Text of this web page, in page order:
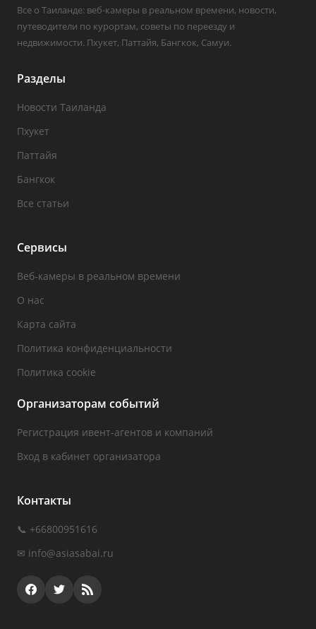
Все о Таиланде: веб-камеры в реальном времени, новости,
путеводители по курортам, советы по переезду и
недвижимости. Пхукет, Паттайя, Бангкок, Самуи.
Разделы
Новости Таиланда
Пхукет
Паттайя
Бангкок
Все статьи
Сервисы
Веб-камеры в реальном времени
О нас
Карта сайта
Политика конфиденциальности
Политика cookie
Организаторам событий
Регистрация ивент-агентов и компаний
Вход в кабинет организатора
Контакты
📞 +66800951616
✉ info@asiasabai.ru